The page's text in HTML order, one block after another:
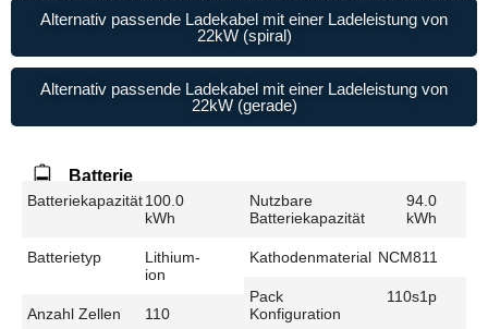
Alternativ passende Ladekabel mit einer Ladeleistung von
22kW (spiral)
Alternativ passende Ladekabel mit einer Ladeleistung von
22kW (gerade)
Batterie
Batteriekapazität100.0
kWh
Batterietyp
Lithium-
ion
Anzahl Zellen 110
Nutzbare
Batteriekapazität
94.0
kWh
Kathodenmaterial NCM811
Pack
Konfiguration
110s1p